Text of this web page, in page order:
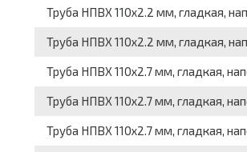
Труба НПВХ 110x2.2 мм, гладкая,
Труба НПВХ 110x2.2 мм, гладкая,
Труба НПВХ 110x2.7 мм, гладкая,
Труба НПВХ 110x2.7 мм, гладкая,
Труба НПВХ 110x2.7 мм, гладкая,